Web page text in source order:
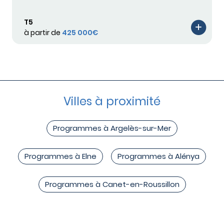
T5
à partir de 425 000€
Villes à proximité
Programmes à Argelès-sur-Mer
Programmes à Elne Programmes à Alénya
Programmes à Canet-en-Roussillon